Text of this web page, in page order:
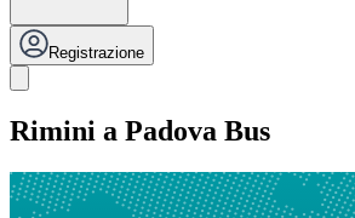
Registrazione
Rimini a Padova Bus